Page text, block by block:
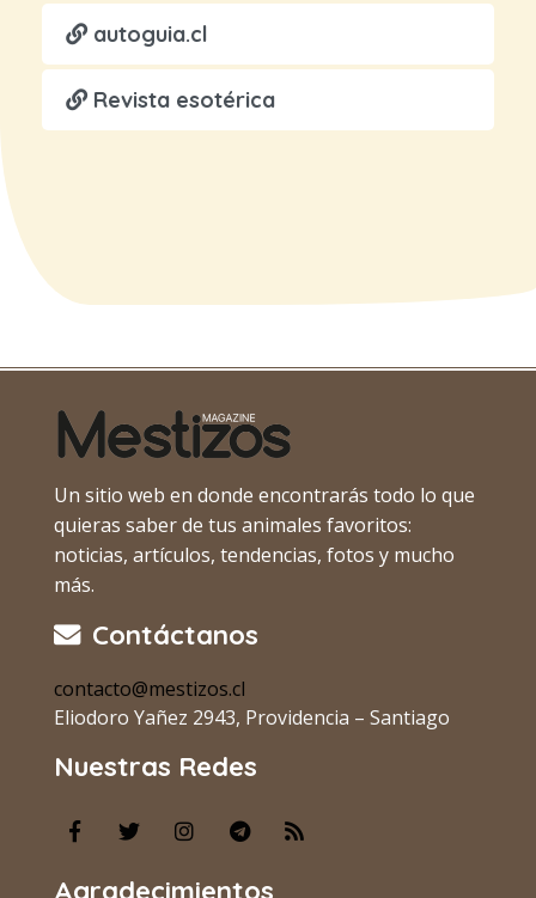
autoguia.cl
Revista esotérica
Un sitio web en donde encontrarás todo lo que
quieras saber de tus animales favoritos:
noticias, artículos, tendencias, fotos y mucho
más.
Contáctanos
contacto@mestizos.cl
Eliodoro Yañez 2943, Providencia – Santiago
Nuestras Redes
Agradecimientos